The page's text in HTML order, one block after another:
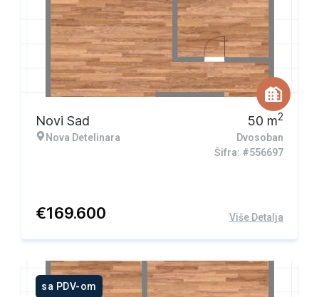
Novi Sad
Nova Detelinara
50 m2
Dvosoban
Šifra: #556697
€169.600 Više Detalja
sa PDV-om